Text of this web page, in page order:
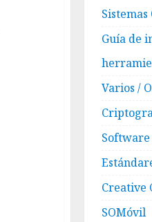
Guía de
Varios /
Creative
SOMóvil